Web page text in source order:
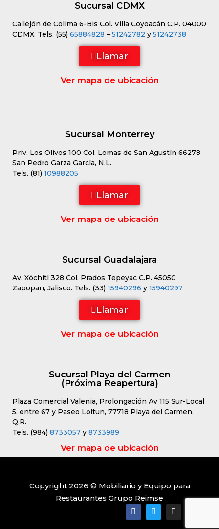
Sucursal CDMX
Callejón de Colima 6-Bis Col. Villa Coyoacán C.P. 04000
CDMX. Tels. (55) 65884828 – 51242782 y 51242738
Llamar
Ver mapa de ubicación
Sucursal Monterrey
Priv. Los Olivos 100 Col. Lomas de San Agustín 66278
San Pedro Garza García, N.L.
Tels. (81) 10988205
Llamar
Ver mapa de ubicación
Sucursal Guadalajara
Av. Xóchitl 328 Col. Prados Tepeyac C.P. 45050
Zapopan, Jalisco. Tels. (33) 15940296 y 15940297
Llamar
Ver mapa de ubicación
Sucursal Playa del Carmen
(Próxima Reapertura)
Plaza Comercial Valenia, Prolongación Av 115 Sur-Local
5, entre 67 y Paseo Loltun, 77718 Playa del Carmen,
Q.R.
Tels. (984) 8733057 y 8733989
Ver mapa de ubicación
Copyright 2026 © Mobiliario y Equipo para
Restaurantes Grupo Reimse
Finalizar Compra